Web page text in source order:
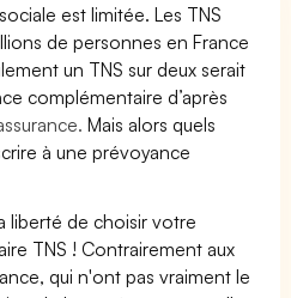
est limitée. Les TNS
de personnes en France
un TNS sur deux serait
complémentaire d’après
Mais alors quels
à une prévoyance
liberté de choisir votre
TNS ! Contrairement aux
qui n'ont pas vraiment le